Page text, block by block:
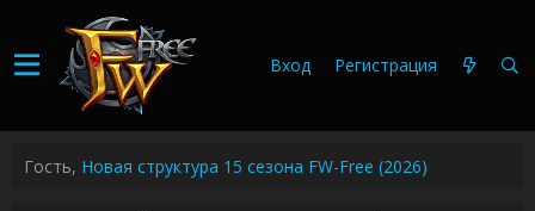
Вход Регистрация
Гость, Новая структура 15 сезона FW-Free (2026)